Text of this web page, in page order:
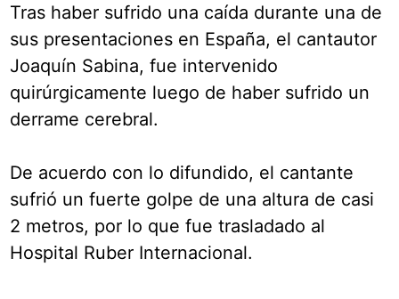
Tras haber sufrido una caída durante una de
sus presentaciones en España, el cantautor
Joaquín Sabina, fue intervenido
quirúrgicamente luego de haber sufrido un
derrame cerebral.
De acuerdo con lo difundido, el cantante
sufrió un fuerte golpe de una altura de casi
2 metros, por lo que fue trasladado al
Hospital Ruber Internacional.